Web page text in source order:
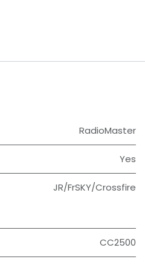
RadioMaster
Yes
JR/FrSKY/Crossfire
CC2500